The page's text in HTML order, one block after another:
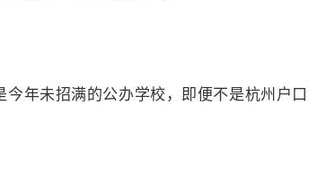
年未招满的公办学校，即便不是杭州户